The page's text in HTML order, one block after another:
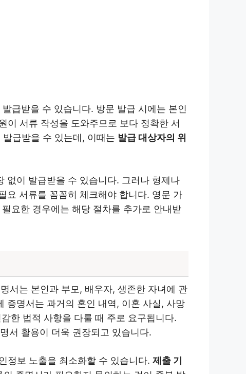
급받을 수 있습니다. 방문 발급 시에는 본인
이 서류 작성을 도와주므로 보다 정확한 서
급받을 수 있는데, 이때는 발급 대상자의 위
없이 발급받을 수 있습니다. 그러나 형제나
요 서류를 꼼꼼히 체크해야 합니다. 영문 가
요한 경우에는 해당 절차를 추가로 안내받
서는 본인과 부모, 배우자, 생존한 자녀에 관
증명서는 과거의 혼인 내역, 이혼 사실, 사망
한 법적 사항을 다룰 때 주로 요구됩니다.
서 활용이 더욱 권장되고 있습니다.
정보 노출을 최소화할 수 있습니다. 제출 기